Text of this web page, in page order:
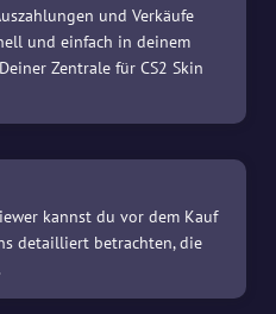
und Verkäufe
und einfach in deinem
Zentrale für CS2 Skin
kannst du vor dem Kauf
detailliert betrachten, die